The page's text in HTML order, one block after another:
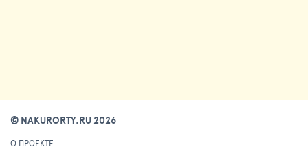
© NAKURORTY.RU 2026
О ПРОЕКТЕ